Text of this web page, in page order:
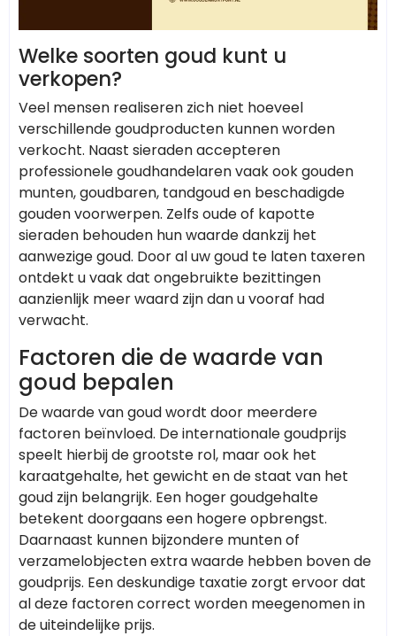
Welke soorten goud kunt u
verkopen?
Veel mensen realiseren zich niet hoeveel
verschillende goudproducten kunnen worden
verkocht. Naast sieraden accepteren
professionele goudhandelaren vaak ook gouden
munten, goudbaren, tandgoud en beschadigde
gouden voorwerpen. Zelfs oude of kapotte
sieraden behouden hun waarde dankzij het
aanwezige goud. Door al uw goud te laten taxeren
ontdekt u vaak dat ongebruikte bezittingen
aanzienlijk meer waard zijn dan u vooraf had
verwacht.
Factoren die de waarde van
goud bepalen
De waarde van goud wordt door meerdere
factoren beïnvloed. De internationale goudprijs
speelt hierbij de grootste rol, maar ook het
karaatgehalte, het gewicht en de staat van het
goud zijn belangrijk. Een hoger goudgehalte
betekent doorgaans een hogere opbrengst.
Daarnaast kunnen bijzondere munten of
verzamelobjecten extra waarde hebben boven de
goudprijs. Een deskundige taxatie zorgt ervoor dat
al deze factoren correct worden meegenomen in
de uiteindelijke prijs.